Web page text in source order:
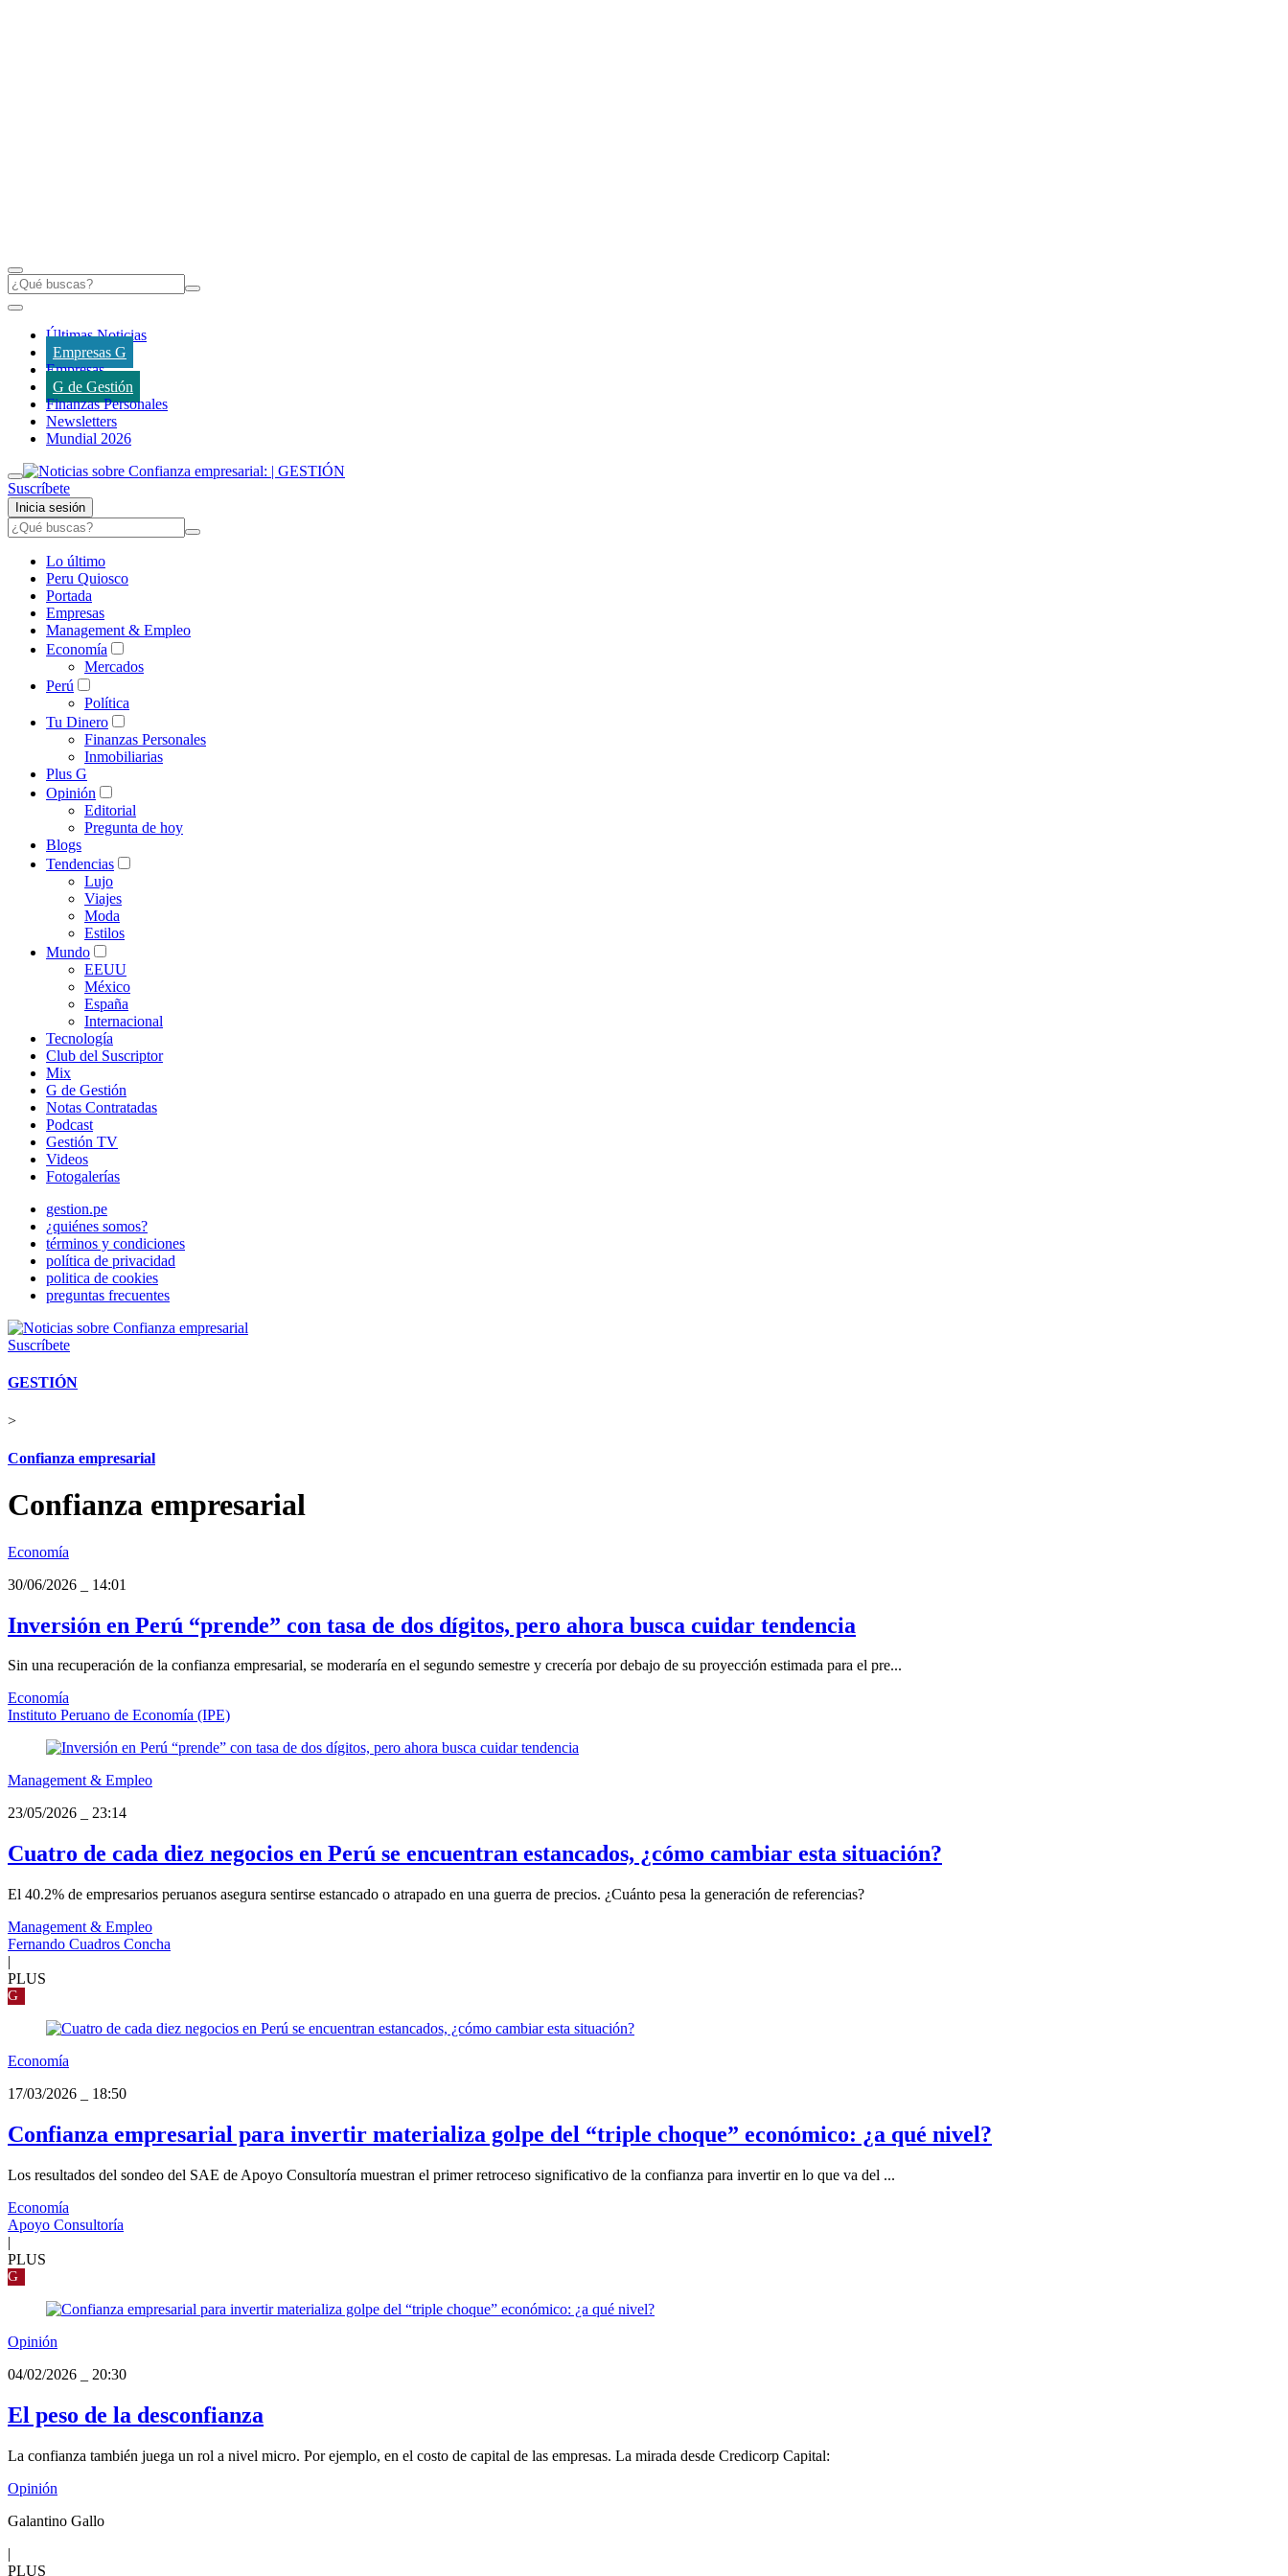
Últimas Noticias
Empresas G
Empresas
G de Gestión
Finanzas Personales
Newsletters
Mundial 2026
Suscríbete
Inicia sesión
Lo último
Peru Quiosco
Portada
Empresas
Management & Empleo
Economía
Mercados
Perú
Política
Tu Dinero
Finanzas Personales
Inmobiliarias
Plus G
Opinión
Editorial
Pregunta de hoy
Blogs
Tendencias
Lujo
Viajes
Moda
Estilos
Mundo
EEUU
México
España
Internacional
Tecnología
Club del Suscriptor
Mix
G de Gestión
Notas Contratadas
Podcast
Gestión TV
Videos
Fotogalerías
gestion.pe
¿quiénes somos?
términos y condiciones
política de privacidad
politica de cookies
preguntas frecuentes
Suscríbete
GESTIÓN
>
Confianza empresarial
Confianza empresarial
Economía
30/06/2026
14:01
Inversión en Perú “prende” con tasa de dos dígitos, pero ahora busca cuidar tendencia
Sin una recuperación de la confianza empresarial, se moderaría en el segundo semestre y crecería por debajo de su proyección estimada para el pre...
Economía
Instituto Peruano de Economía (IPE)
Management & Empleo
23/05/2026
23:14
Cuatro de cada diez negocios en Perú se encuentran estancados, ¿cómo cambiar esta situación?
El 40.2% de empresarios peruanos asegura sentirse estancado o atrapado en una guerra de precios. ¿Cuánto pesa la generación de referencias?
Management & Empleo
Fernando Cuadros Concha
|
PLUS
G
Economía
17/03/2026
18:50
Confianza empresarial para invertir materializa golpe del “triple choque” económico: ¿a qué nivel?
Los resultados del sondeo del SAE de Apoyo Consultoría muestran el primer retroceso significativo de la confianza para invertir en lo que va del ...
Economía
Apoyo Consultoría
|
PLUS
G
Opinión
04/02/2026
20:30
El peso de la desconfianza
La confianza también juega un rol a nivel micro. Por ejemplo, en el costo de capital de las empresas. La mirada desde Credicorp Capital:
Opinión
Galantino Gallo
|
PLUS